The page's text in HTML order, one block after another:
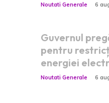
Noutati Generale 6
Guvernul
pentru
energiei
Noutati Generale 6